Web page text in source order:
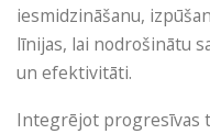
iesmidzināšanu,
līnijas, lai nodrošinātu
un efektivitāti.
Integrējot progresīvas